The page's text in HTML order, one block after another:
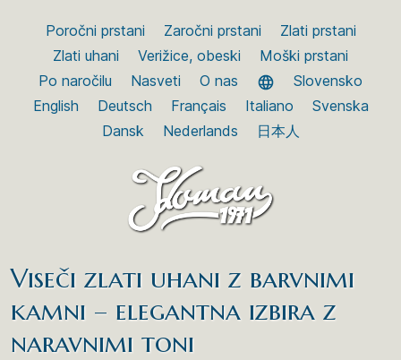
Poročni prstani Zaročni prstani
Zlati prstani
Zlati uhani
Verižice, obeski
Moški prstani
Po naročilu
Nasveti O nas
Slovensko
English
Deutsch Français Italiano
Svenska
Dansk
Nederlands 日本人
Viseči zlati uhani z barvnimi
kamni – elegantna izbira z
naravnimi toni